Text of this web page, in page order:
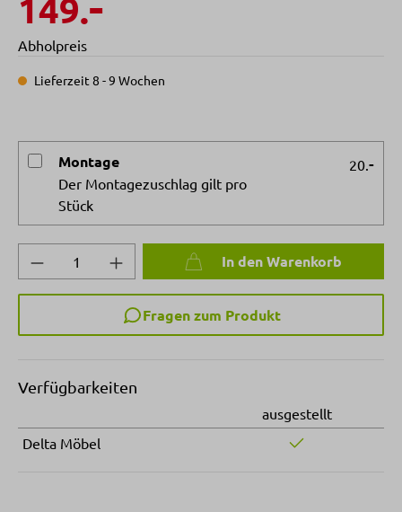
Abholpreis
Lieferzeit 8 - 9 Wochen
Montage
Der Montagezuschlag gilt pro
Stück
20.-
Produkt Anzahl: Gib den gewünschten
In den Warenkorb
Fragen zum Produkt
Verfügbarkeiten
ausgestellt
Delta Möbel